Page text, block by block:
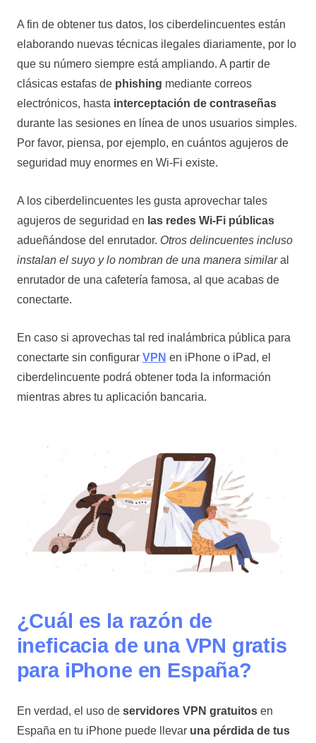
A fin de obtener tus datos, los ciberdelincuentes están
elaborando nuevas técnicas ilegales diariamente, por lo
que su número siempre está ampliando. A partir de
clásicas estafas de phishing mediante correos
electrónicos, hasta interceptación de contraseñas
durante las sesiones en línea de unos usuarios simples.
Por favor, piensa, por ejemplo, en cuántos agujeros de
seguridad muy enormes en Wi-Fi existe.
A los ciberdelincuentes les gusta aprovechar tales
agujeros de seguridad en las redes Wi-Fi públicas
adueñándose del enrutador. Otros delincuentes incluso
instalan el suyo y lo nombran de una manera similaral
enrutador de una cafetería famosa, al que acabas de
conectarte.
En caso si aprovechas tal red inalámbrica pública para
conectarte sin configurar VPN en iPhone o iPad, el
ciberdelincuente podrá obtener toda la información
mientras abres tu aplicación bancaria.
¿Cuál es la razón de
ineficacia de una VPN gratis
para iPhone en España?
En verdad, el uso de servidores VPN gratuitosen
España en tu iPhone puede llevar una pérdida de tus